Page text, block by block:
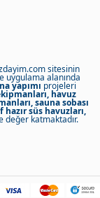
sitesinin
uygulama alanında
yapımı projeleri
havuz
sauna sobası
süs havuzları,
değer katmaktadır.